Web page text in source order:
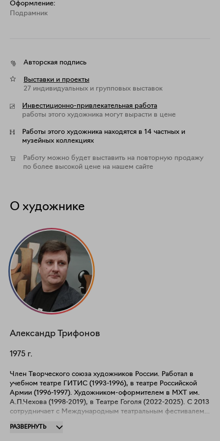
Мария Горбунова
Оформление:
Подрамник
Авторская подпись
Выставки и проекты
27 индивидуальных и групповых выставок
Инвестиционно-привлекательная работа
работы этого художника могут вырасти в цене
Работы этого художника находятся в 14 частных и
музейных коллекциях
Работу можно будет выставить на повторную продажу
по более высокой цене на нашем сайте
О художнике
Александр Трифонов
1975 г.
Член Творческого союза художников России. Работал в
учебном театре ГИТИС (1993-1996), в театре Российской
Армии (1996-1997). Художником-оформителем в МХТ им.
А.П.Чехова (1998-2019), в Театре Гоголя (2022-2025). С 2013
сотрудничает с Международным театральным фестивалем
театру и искусству. Провел более 20 персональных
РАЗВЕРНУТЬ